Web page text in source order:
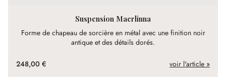
Suspension Maerlinna
Forme de chapeau de sorcière en métal avec une finition noir
antique et des détails dorés.
248,00 € voir l'article »